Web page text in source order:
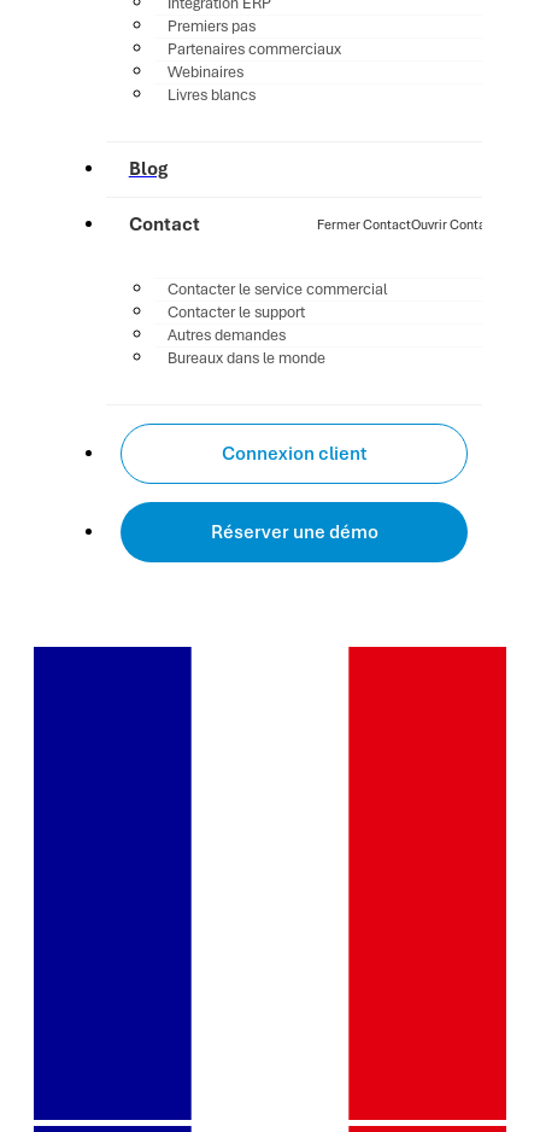
Premiers pas
Partenaires commerciaux
Webinaires
Livres blancs
Blog
Contact Fermer ContactOuvrir Contact
Contacter le service commercial
Contacter le support
Autres demandes
Bureaux dans le monde
Connexion client
Réserver une démo